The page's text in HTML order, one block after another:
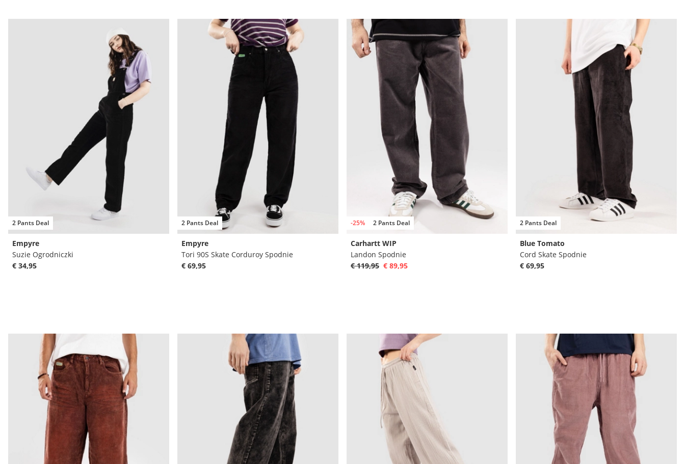
2 Pants Deal
Empyre
Suzie Ogrodniczki
€ 34,95
2 Pants Deal
Empyre
Tori 90S Skate Corduroy Spodnie
€ 69,95
-25% 2 Pants Deal
Carhartt WIP
Landon Spodnie
€ 119,95 € 89,95
2 Pants Deal
Blue Tomato
Cord Skate Spodnie
€ 69,95